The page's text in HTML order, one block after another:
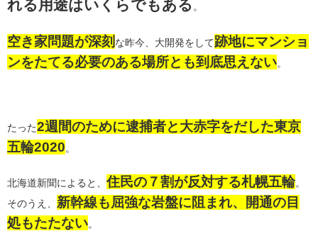
れる用途はいくらでもある 。
空き家問題が深刻 な昨今、大開発をして跡地にマンショ
ンをたてる必要のある場所とも到底思えない。
たった2週間のために逮捕者と大赤字をだした東京
五輪2020。
北海道新聞によると、 住民の７割が反対する札幌五輪。
そのうえ、 新幹線も屈強な岩盤に阻まれ、開通の目
処もたたない。